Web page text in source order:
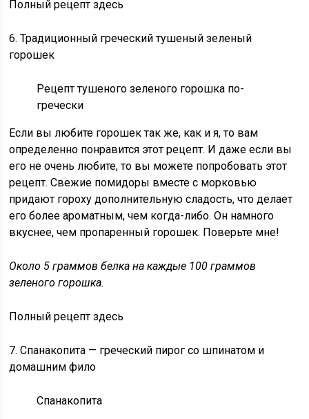
Полный рецепт здесь
6. Традиционный греческий тушеный зеленый
горошек
Рецепт тушеного зеленого горошка по-
гречески
Если вы любите горошек так же, как и я, то вам
определенно понравится этот рецепт. И даже если вы
его не очень любите, то вы можете попробовать этот
рецепт. Свежие помидоры вместе с морковью
придают гороху дополнительную сладость, что делает
его более ароматным, чем когда-либо. Он намного
вкуснее, чем пропаренный горошек. Поверьте мне!
Около 5 граммов белка на каждые 100 граммов
зеленого горошка.
Полный рецепт здесь
7. Спанакопита — греческий пирог со шпинатом и
домашним фило
Спанакопита